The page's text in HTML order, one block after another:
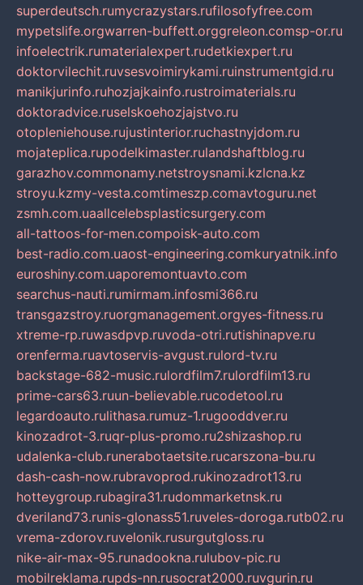
superdeutsch.rumycrazystars.rufilosofyfree.com
mypetslife.orgwarren-buffett.orggreleon.comsp-or.ru
infoelectrik.rumaterialexpert.rudetkiexpert.ru
doktorvilechit.ruvsesvoimirykami.ruinstrumentgid.ru
manikjurinfo.ruhozjajkainfo.rustroimaterials.ru
doktoradvice.ruselskoehozjajstvo.ru
otopleniehouse.rujustinterior.ruchastnyjdom.ru
mojateplica.rupodelkimaster.rulandshaftblog.ru
garazhov.commonamy.netstroysnami.kzlcna.kz
stroyu.kzmy-vesta.comtimeszp.comavtoguru.net
zsmh.com.uaallcelebsplasticsurgery.com
all-tattoos-for-men.compoisk-auto.com
best-radio.com.uaost-engineering.comkuryatnik.info
euroshiny.com.uaporemontuavto.com
searchus-nauti.rumirmam.infosmi366.ru
transgazstroy.ruorgmanagement.orgyes-fitness.ru
xtreme-rp.ruwasdpvp.ruvoda-otri.rutishinapve.ru
orenferma.ruavtoservis-avgust.rulord-tv.ru
backstage-682-music.rulordfilm7.rulordfilm13.ru
prime-cars63.ruun-believable.rucodetool.ru
legardoauto.rulithasa.rumuz-1.rugooddver.ru
kinozadrot-3.ruqr-plus-promo.ru2shizashop.ru
udalenka-club.runerabotaetsite.rucarszona-bu.ru
dash-cash-now.rubravoprod.rukinozadrot13.ru
hotteygroup.rubagira31.rudommarketnsk.ru
dveriland73.runis-glonass51.ruveles-doroga.rutb02.ru
vrema-zdorov.ruvelonik.rusurgutgloss.ru
nike-air-max-95.runadookna.rulubov-pic.ru
mobilreklama.rupds-nn.rusocrat2000.ruvgurin.ru